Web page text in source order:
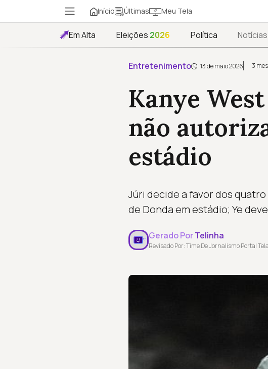
Início Últimas Meu Tela
Em Alta Eleições 2026 Política Notícias
Entretenimento 13 de maio 2026 3
Kanye
não
estádio
Júri decide a favor dos
de Donda em estádio; Ye
Gerado PorTelinha
Revisado Por: Time De Jornalismo Portal Tela